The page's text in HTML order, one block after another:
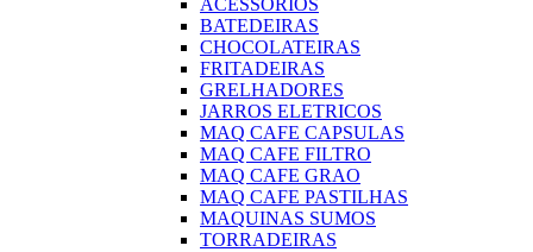
BATEDEIRAS
CHOCOLATEIRAS
FRITADEIRAS
GRELHADORES
JARROS ELETRICOS
MAQ CAFE CAPSULAS
MAQ CAFE FILTRO
MAQ CAFE GRAO
MAQ CAFE PASTILHAS
MAQUINAS SUMOS
TORRADEIRAS